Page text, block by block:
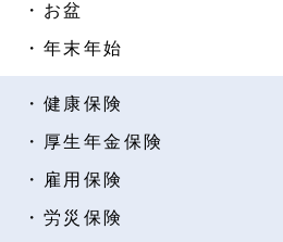
・お盆
・年末年始
・健康保険
・厚生年金保険
・雇用保険
・労災保険